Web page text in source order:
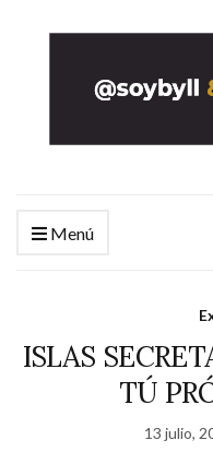
Menú
ISLAS
TÚ
13 julio,